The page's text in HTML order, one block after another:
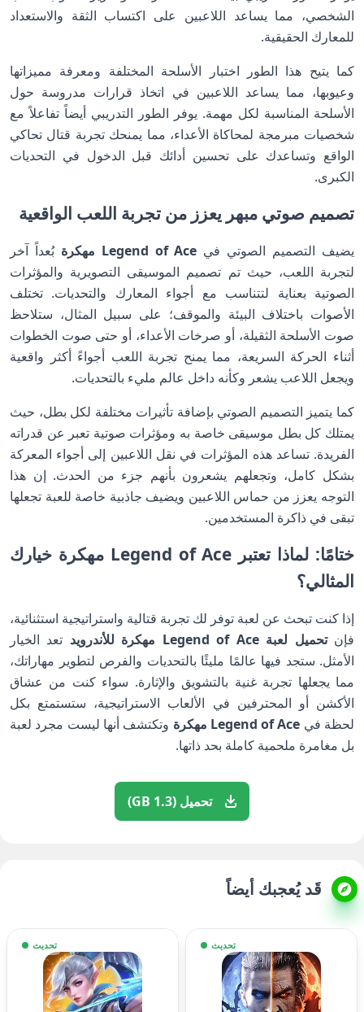
الشخصي، مما يساعد اللاعبين على اكتساب الثقة والاستعداد
للمعارك الحقيقية.
كما يتيح هذا الطور اختبار الأسلحة المختلفة ومعرفة مميزاتها
وعيوبها، مما يساعد اللاعبين في اتخاذ قرارات مدروسة حول
الأسلحة المناسبة لكل مهمة. يوفر الطور التدريبي أيضاً تفاعلاً مع
شخصيات مبرمجة لمحاكاة الأعداء، مما يمنحك تجربة قتال تحاكي
الواقع وتساعدك على تحسين أدائك قبل الدخول في التحديات
الكبرى.
تصميم صوتي مبهر يعزز من تجربة اللعب الواقعية
يضيف التصميم الصوتي في Legend of Ace مهكرة
بُعداً آخر
لتجربة اللعب، حيث تم تصميم الموسيقى التصويرية والمؤثرات
الصوتية بعناية لتتناسب مع أجواء المعارك والتحديات. تختلف
الأصوات باختلاف البيئة والموقف؛ على سبيل المثال، ستلاحظ
صوت الأسلحة الثقيلة، أو صرخات الأعداء، أو حتى صوت الخطوات
أثناء الحركة السريعة، مما يمنح تجربة اللعب أجواءً أكثر واقعية
ويجعل اللاعب يشعر وكأنه داخل عالم مليء بالتحديات.
كما يتميز التصميم الصوتي بإضافة تأثيرات مختلفة لكل بطل، حيث
يمتلك كل بطل موسيقى خاصة به ومؤثرات صوتية تعبر عن قدراته
الفريدة. تساعد هذه المؤثرات في نقل اللاعبين إلى أجواء المعركة
بشكل كامل، وتجعلهم يشعرون بأنهم جزء من الحدث. إن هذا
التوجه يعزز من حماس اللاعبين ويضيف جاذبية خاصة للعبة تجعلها
تبقى في ذاكرة المستخدمين.
ختامًا: لماذا تعتبر Legend of Ace مهكرة خيارك
المثالي؟
إذا كنت تبحث عن لعبة توفر لك تجربة قتالية واستراتيجية استثنائية،
فإنتحميل لعبة Legend of Ace مهكرة للأندرويد تعد الخيار
الأمثل. ستجد فيها عالمًا مليئًا بالتحديات والفرص لتطوير مهاراتك،
مما يجعلها تجربة غنية بالتشويق والإثارة. سواء كنت من عشاق
الأكشن أو المحترفين في الألعاب الاستراتيجية، ستستمتع بكل
لحظة في Legend of Ace مهكرة
وتكتشف أنها ليست مجرد لعبة
بل مغامرة ملحمية كاملة بحد ذاتها.
تحميل (1.3 GB)
قَد يُعجبك أيضاً
تحديث تحديث